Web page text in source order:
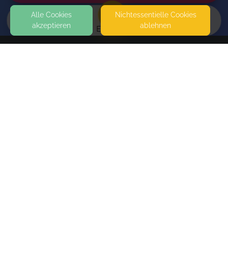
EVENTS
Alle Cookies
akzeptieren
Nicht­essentielle Cookies
ablehnen